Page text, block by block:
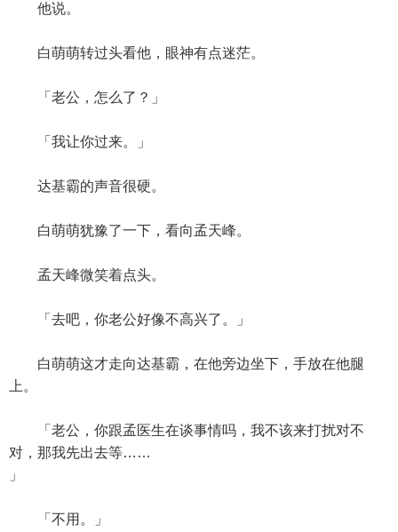
他说。
白萌萌转过头看他，眼神有点迷茫。
「老公，怎么了？」
「我让你过来。」
达基霸的声音很硬。
白萌萌犹豫了一下，看向孟天峰。
孟天峰微笑着点头。
「去吧，你老公好像不高兴了。」
白萌萌这才走向达基霸，在他旁边坐下，手放在他腿
上。
「老公，你跟孟医生在谈事情吗，我不该来打扰对不
对，那我先出去等……
」
「不用。」